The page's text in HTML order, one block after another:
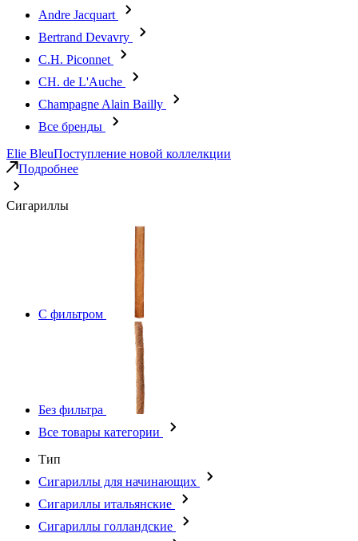
Andre Jacquart
Bertrand Devavry
C.H. Piconnet
CH. de L'Auche
Champagne Alain Bailly
Все бренды
Elie BleuПоступление новой коллелкции
Подробнее
Сигариллы
С фильтром
Без фильтра
Все товары категории
Тип
Сигариллы для начинающих
Сигариллы итальянские
Сигариллы голландские